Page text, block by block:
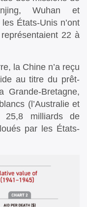
Wuhan et
États-Unis n’ont
22 à
la Chine n’a reçu
au titre du prêt-
Grande-Bretagne,
(l’Australie et
25,8 milliards de
par les États-